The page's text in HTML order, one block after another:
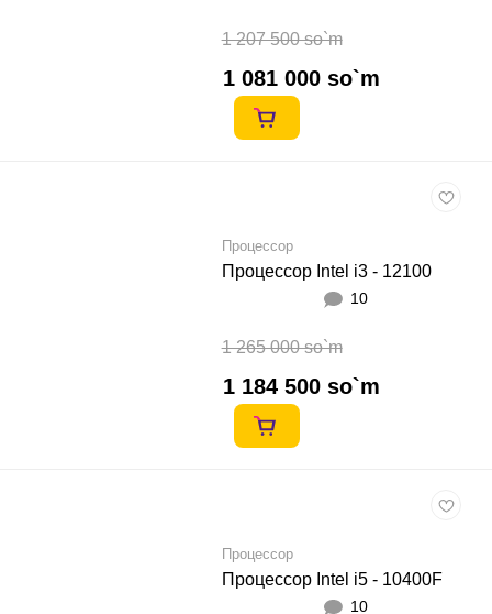
1 207 500 so`m
1 081 000 so`m
Процессор
Процессор Intel i3 - 12100
10
1 265 000 so`m
1 184 500 so`m
Процессор
Процессор Intel i5 - 10400F
10